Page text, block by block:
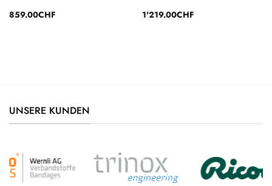
859.00CHF
1'219.00CHF
UNSERE KUNDEN